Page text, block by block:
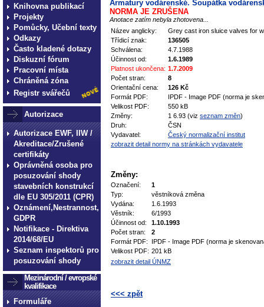
Knihovna publikací
Projekty
Pomůcky, Učební texty
Odkazy
Často kladené dotazy
Diskuzní fórum
Pracovní místa
Chráněná zóna
Registr svářečů
Autorizace
Autorizace EWF, IIW /
Akreditace/Zrušené
certifikáty
Oprávněná osoba pro
posuzování shody
stavebních konstrukcí
dle EU 305/2011 (CPR)
Oznámení,Nestrannost,
GDPR
Notifikace - Direktiva
2014/68/EU
Seznam inspektorů pro
posuzování shody
Mezinárodní / evropské
kvalifikace
Formuláře
Armatury vodárenské. Šoupátka
NORMA JE ZRUŠENA
Anotace zatím nebyla zhotovena...
Název anglicky:
Grey cast iron sluice valves for
Třídicí znak:
136505
Schválena:
4.7.1988
Účinnost od:
1.6.1989
Platnost ukončena: 1.7.2009
Počet stran:
8
Orientační cena:
126 Kč
Formát PDF:
IPDF - Image PDF (norma je
Velikost PDF:
550 kB
Změny:
1 6.93 (viz seznam změn)
Druh:
ČSN
Vydavatel:
Český normalizační institut
zobrazit detail normy na stránkách vydavatele
Změny:
Označení:
1
Typ:
věstníková změna
Vydána:
1.6.1993
Věstník:
6/1993
Účinnost od:
1.10.1993
Počet stran:
2
Formát PDF:
IPDF - Image PDF (norma je
Velikost PDF: 201 kB
zobrazit detail ÚNMZ
<<< zpět